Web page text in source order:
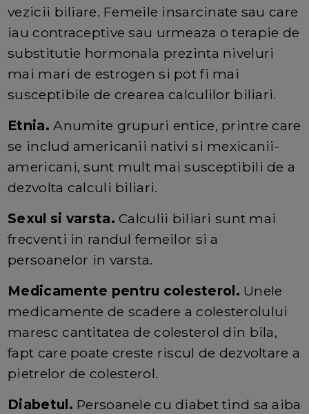
vezicii biliare. Femeile insarcinate sau care
iau contraceptive sau urmeaza o terapie de
substitutie hormonala prezinta niveluri
mai mari de estrogen si pot fi mai
susceptibile de crearea calculilor biliari.
Etnia.Anumite grupuri entice, printre care
se includ americanii nativi si mexicanii-
americani, sunt mult mai susceptibili de a
dezvolta calculi biliari.
Sexul si varsta.Calculii biliari sunt mai
frecventi in randul femeilor si a
persoanelor in varsta.
Medicamente pentru colesterol. Unele
medicamente de scadere a colesterolului
maresc cantitatea de colesterol din bila,
fapt care poate creste riscul de dezvoltare a
pietrelor de colesterol.
Diabetul. Persoanele cu diabet tind sa aiba